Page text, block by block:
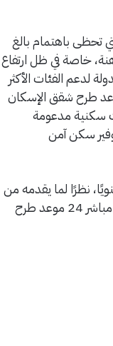
التي تحظى باهتمام بالغ
خاصة في ظل ارتفاع
لدعم الفئات الأكثر
طرح شقق الإسكان
سكنية مدعومة
سكن آمن
نظرًا لما يقدمه من
تسهيلات كبيرة في التقديم والسداد مقارنة بسوق العقارات الحر، وفيما يلي يعرض موقع مباشر 24 موعد طرح